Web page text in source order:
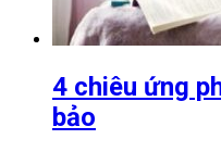
4 chiêu ứng
bảo